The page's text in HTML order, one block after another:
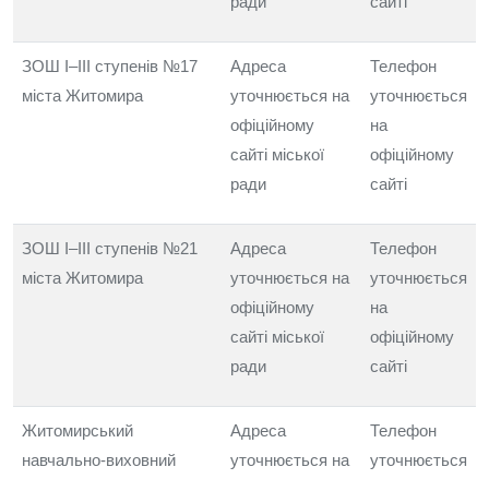
ЗОШ I–III ступенів №17
міста Житомира
Адреса
уточнюється на
офіційному
сайті міської
ради
Телефон
уточнюється
на
офіційному
сайті
ЗОШ I–III ступенів №21
міста Житомира
Адреса
уточнюється на
офіційному
сайті міської
ради
Телефон
уточнюється
на
офіційному
сайті
Житомирський
навчально-виховний
Адреса
уточнюється на
Телефон
уточнюється